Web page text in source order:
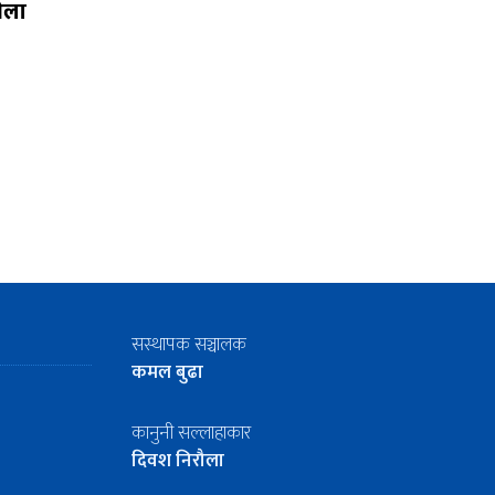
सस्थापक सञ्चालक
कमल बुढा
कानुनी सल्लाहाकार
दिवश निरौला